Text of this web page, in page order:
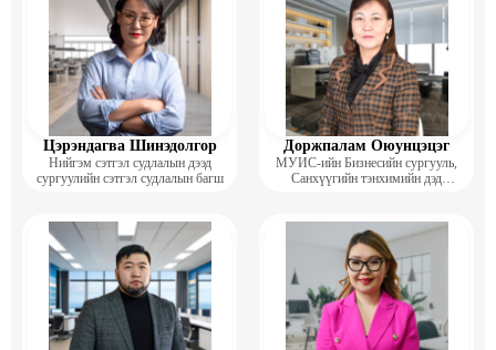
Цэрэндагва Шинэдолгор
Нийгэм сэтгэл судлалын дээд
сургуулийн сэтгэл судлалын багш
Доржпалам Оюунцэцэг
МУИС-ийн Бизнесийн сургууль,
Санхүүгийн тэнхимийн дэд